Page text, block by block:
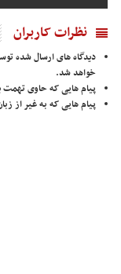
نظرات کاربران
دیدگاه های ارسال شده
خواهد شد.
پیام هایی که حاوی تهمت
پیام هایی که به غیر از